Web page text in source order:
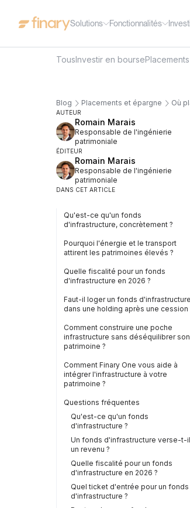
Solutions Fonctionnalités
TousInvestir en bourse
Blog Placements et épargne Où
AUTEUR
Romain Marais
Responsable de l'ingénierie
patrimoniale
ÉDITEUR
Romain Marais
Responsable de l'ingénierie
patrimoniale
DANS CET ARTICLE
Qu'est-ce qu'un fonds
d'infrastructure, concrètement ?
Pourquoi l'énergie et le transport
attirent les patrimoines élevés ?
Quelle fiscalité pour un fonds
d'infrastructure en 2026 ?
Faut-il loger un fonds d'infrastructure
dans une holding après une cession
Comment construire une poche
infrastructure sans déséquilibrer son
patrimoine ?
Comment Finary One vous aide à
intégrer l'infrastructure à votre
patrimoine ?
Questions fréquentes
Qu'est-ce qu'un fonds
d'infrastructure ?
Un fonds d'infrastructure verse-t-il
un revenu ?
Quelle fiscalité pour un fonds
d'infrastructure en 2026 ?
Quel ticket d'entrée pour un fonds
d'infrastructure ?